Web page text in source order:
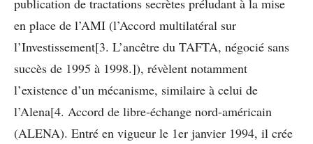
en place de l’AMI (l’Accord multilatéral sur
l’Investissement[3. L’ancêtre du TAFTA, négocié sans
succès de 1995 à 1998.]), révèlent notamment
l’existence d’un mécanisme, similaire à celui de
l’Alena[4. Accord de libre-échange nord-américain
(ALENA). Entré en vigueur le 1er janvier 1994, il crée